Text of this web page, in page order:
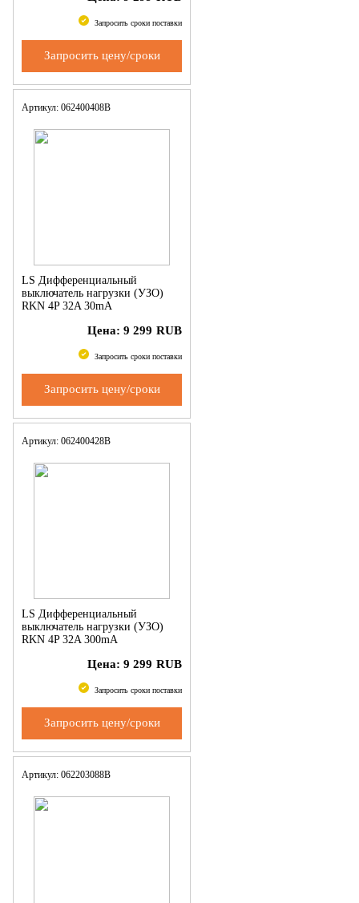
Запросить сроки поставки
Запросить цену/сроки
Артикул: 062400408B
LS Дифференциальный
выключатель нагрузки (УЗО)
RKN 4P 32A 30mA
Цена: 9 299 RUB
Запросить сроки поставки
Запросить цену/сроки
Артикул: 062400428B
LS Дифференциальный
выключатель нагрузки (УЗО)
RKN 4P 32A 300mA
Цена: 9 299 RUB
Запросить сроки поставки
Запросить цену/сроки
Артикул: 062203088B